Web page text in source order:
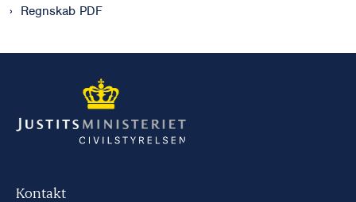
Regnskab PDF
Kontakt